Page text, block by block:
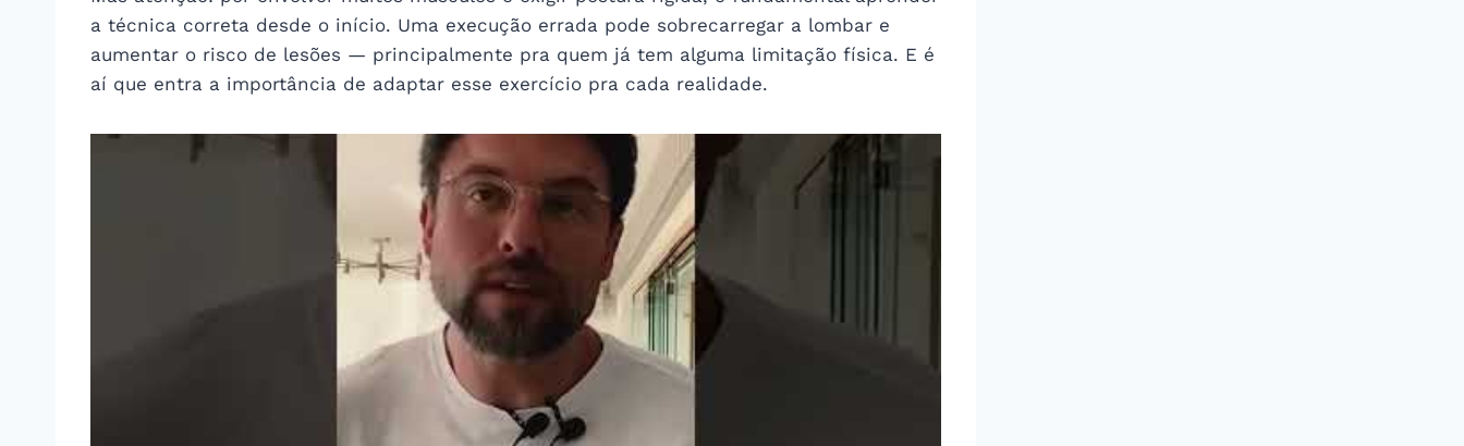
a técnica correta desde o início. Uma execução errada pode sobrecarregar a lombar e
aumentar o risco de lesões — principalmente pra quem já tem alguma limitação física. E é
aí que entra a importância de adaptar esse exercício pra cada realidade.